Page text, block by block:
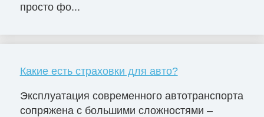
просто фо...
Какие есть страховки для авто?
Эксплуатация современного автотранспорта
сопряжена с большими сложностями –